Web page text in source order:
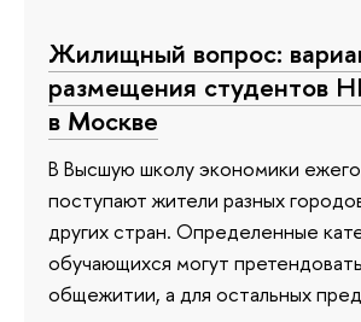
Жилищный вопрос:
размещения
в Москве
В Высшую школу экономики
поступают жители разных
других стран. Определенные
обучающихся могут
общежитии, а для остальных